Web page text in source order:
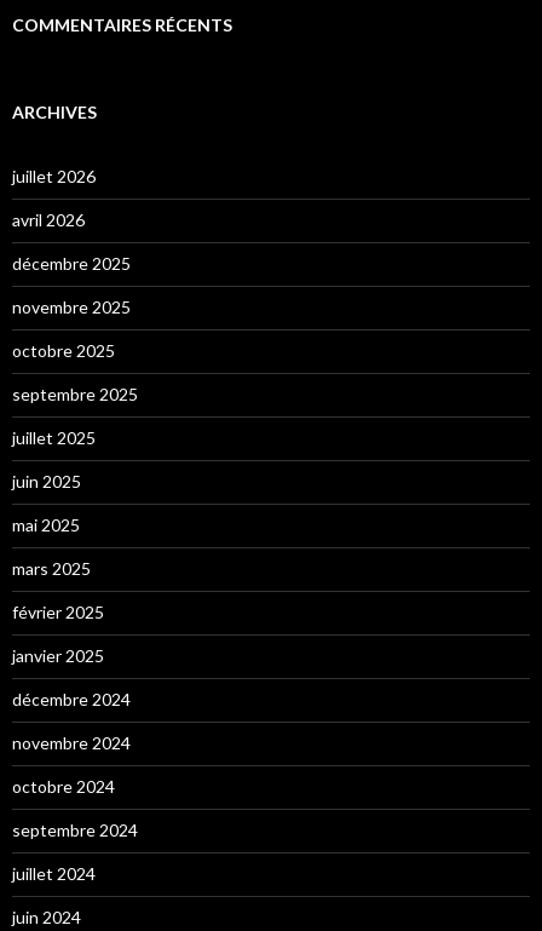
COMMENTAIRES RÉCENTS
ARCHIVES
juillet 2026
avril 2026
décembre 2025
novembre 2025
octobre 2025
septembre 2025
juillet 2025
juin 2025
mai 2025
mars 2025
février 2025
janvier 2025
décembre 2024
novembre 2024
octobre 2024
septembre 2024
juillet 2024
juin 2024